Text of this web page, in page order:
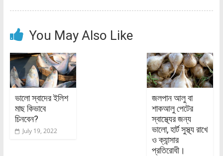
You May Also Like
ভালো স্বাদের ইলিশ
মাছ কিভাবে
চিনবেন?
July 19, 2022
জলপান আলু বা
শাকআলু পেটের
স্বাস্থ্যের জন্য
ভালো, হার্ট সুস্থ্য রাখে
ও ক্যান্সার
প্রতিরোধী।